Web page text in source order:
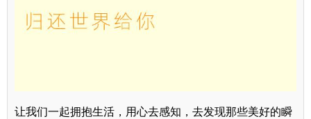
让我们一起拥抱生活，用心去感知，去发现那些美好的瞬